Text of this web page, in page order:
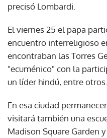
precisó Lombardi.
El viernes 25 el papa
encuentro interreligioso
encontraban las Torres
"ecuménico" con la
un líder hindú, entre otros.
En esa ciudad
visitará también una
Madison Square Garden